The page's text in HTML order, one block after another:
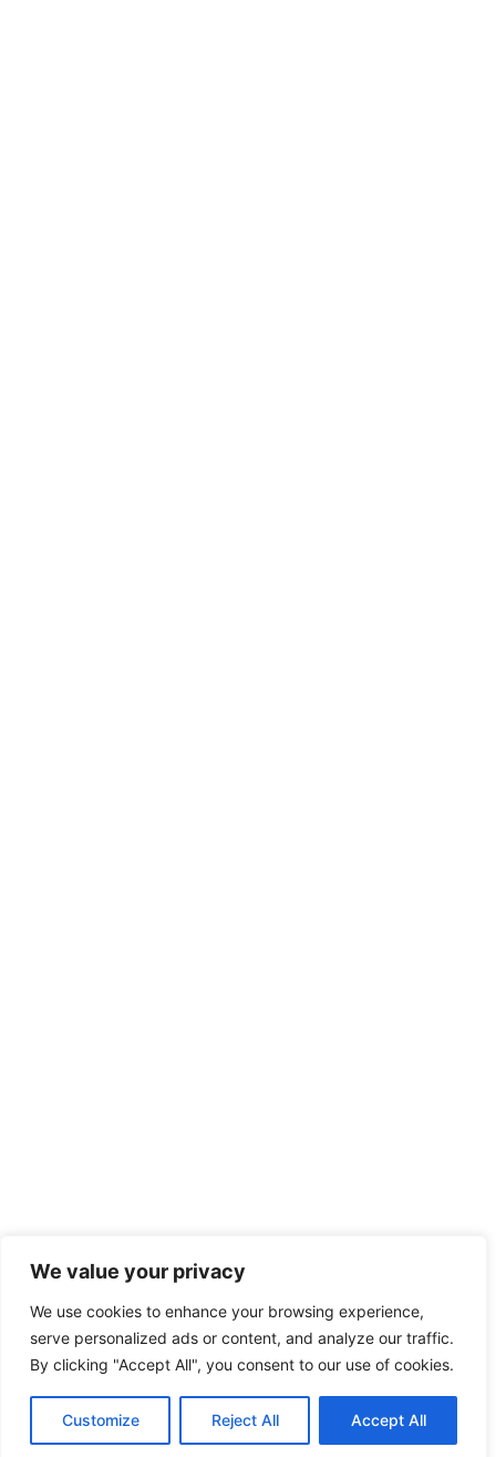
We value your privacy
We use cookies to enhance your browsing experience,
serve personalized ads or content, and analyze our traffic.
By clicking "Accept All", you consent to our use of cookies.
Customize Reject All Accept All